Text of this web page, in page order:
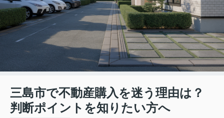
三島市で不動産購入を迷う理由は？
判断ポイントを知りたい方へ